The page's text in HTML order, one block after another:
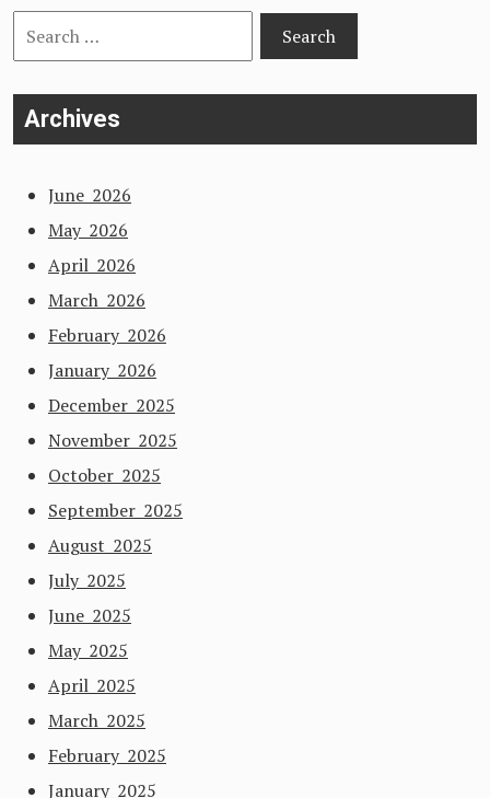
Search
for:
Archives
June 2026
May 2026
April 2026
March 2026
February 2026
January 2026
December 2025
November 2025
October 2025
September 2025
August 2025
July 2025
June 2025
May 2025
April 2025
March 2025
February 2025
January 2025